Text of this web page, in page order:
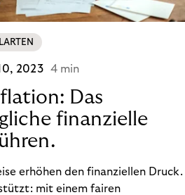
2023 4 min
Das
finanzielle
erhöhen den finanziellen Druck.
mit einem fairen